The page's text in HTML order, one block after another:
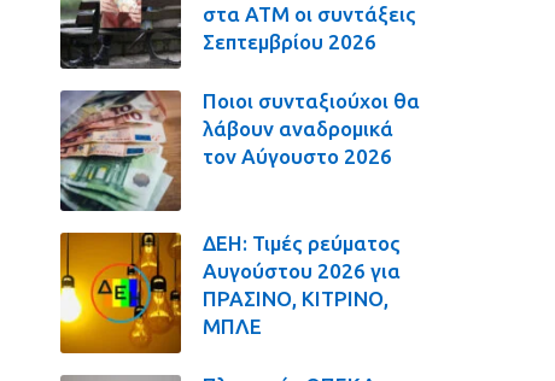
στα ΑΤΜ οι συντάξεις
Σεπτεμβρίου 2026
Ποιοι συνταξιούχοι θα
λάβουν αναδρομικά
τον Αύγουστο 2026
ΔΕΗ: Τιμές ρεύματος
Αυγούστου 2026 για
ΠΡΑΣΙΝΟ, ΚΙΤΡΙΝΟ,
ΜΠΛΕ